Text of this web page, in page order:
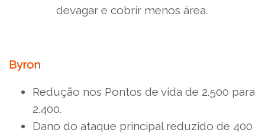
devagar e cobrir menos área.
Byron
Redução nos Pontos de vida de 2.500 para
2.400.
Dano do ataque principal reduzido de 400